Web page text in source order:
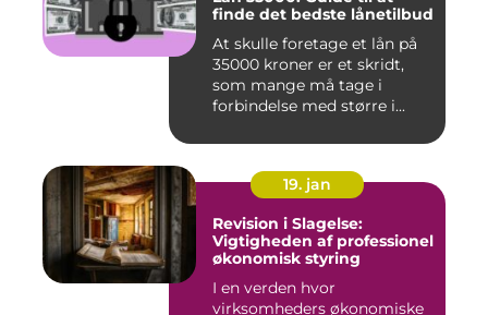
finde det bedste lånetilbud
At skulle foretage et lån på
35000 kroner er et skridt,
som mange må tage i
forbindelse med større i...
19. jan
Revision i Slagelse:
Vigtigheden af professionel
økonomisk styring
I en verden hvor
virksomheders økonomiske